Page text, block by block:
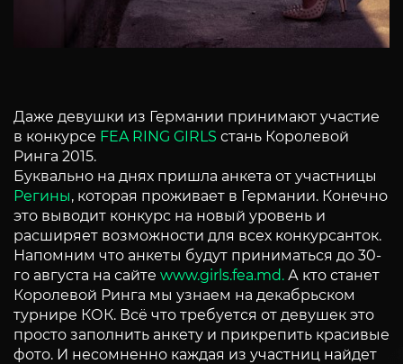
Даже девушки из Германии принимают участие
в конкурсе FEA RING GIRLS стань Королевой
Ринга 2015.
Буквально на днях пришла анкета от участницы
Регины, которая проживает в Германии. Конечно
это выводит конкурс на новый уровень и
расширяет возможности для всех конкурсанток.
Напомним что анкеты будут приниматься до 30-
го августа на сайте www.girls.fea.md. А кто станет
Королевой Ринга мы узнаем на декабрьском
турнире КОК. Всё что требуется от девушек это
просто заполнить анкету и прикрепить красивые
фото. И несомненно каждая из участниц найдет